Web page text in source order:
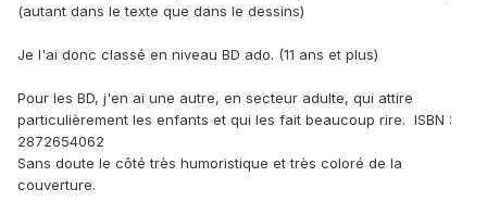
(autant dans le texte que dans le dessins)
Je l'ai donc classé en niveau BD ado. (11 ans et plus)
Pour les BD, j'en ai une autre, en secteur adulte, qui attire
particulièrement les enfants et qui les fait beaucoup rire. ISBN :
2872654062
Sans doute le côté très humoristique et très coloré de la
couverture.